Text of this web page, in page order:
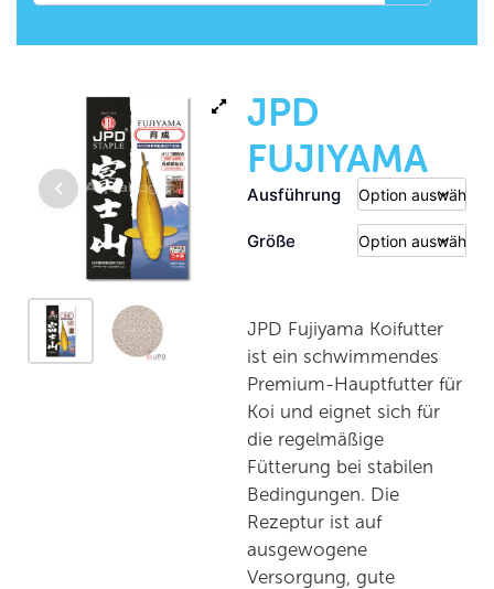
JPD
FUJIYAMA
Ausführung
Größe
JPD Fujiyama Koifutter
ist ein schwimmendes
Premium-Hauptfutter für
Koi und eignet sich für
die regelmäßige
Fütterung bei stabilen
Bedingungen. Die
Rezeptur ist auf
ausgewogene
Versorgung, gute